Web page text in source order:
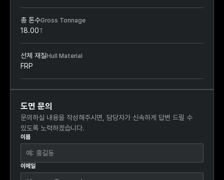
총 톤수Gross Tonnage
18.00T
선체 재질 Hull Material
FRP
도면 문의
문의하실 내용을 작성해주시면, 담당자가 신속하게 답변 드릴 수
있도록 노력하겠습니다.
이름
이메일